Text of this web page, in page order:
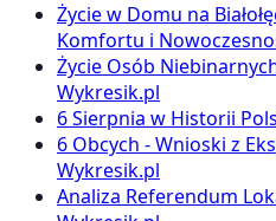
Życie w Domu na
Komfortu i
Życie Osób
Wykresik.pl
6 Sierpnia w Historii
6 Obcych - Wnioski z
Wykresik.pl
Analiza Referendum